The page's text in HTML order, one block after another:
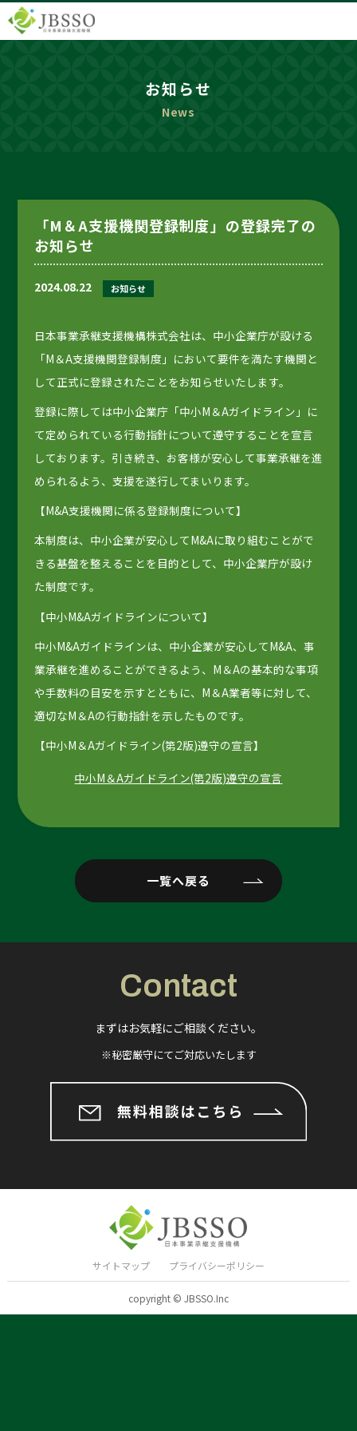
お知らせ
News
「M＆A支援機関登録制度」の登録完了の
お知らせ
2024.08.22 お知らせ
日本事業承継支援機構株式会社は、中小企業庁が設ける
「M＆A支援機関登録制度」において要件を満たす機関と
して正式に登録されたことをお知らせいたします。
登録に際しては中小企業庁「中小M＆Aガイドライン」に
て定められている行動指針について遵守することを宣言
しております。引き続き、お客様が安心して事業承継を進
められるよう、支援を遂行してまいります。
【M&A支援機関に係る登録制度について】
本制度は、中小企業が安心してM&Aに取り組むことがで
きる基盤を整えることを目的として、中小企業庁が設け
た制度です。
【中小M&Aガイドラインについて】
中小M&Aガイドラインは、中小企業が安心してM&A、事
業承継を進めることができるよう、M＆Aの基本的な事項
や手数料の目安を示すとともに、M＆A業者等に対して、
適切なM＆Aの行動指針を示したものです。
【中小M＆Aガイドライン(第2版)遵守の宣言】
中小M＆Aガイドライン(第2版)遵守の宣言
一覧へ戻る
Contact
まずはお気軽にご相談ください。
※秘密厳守にてご対応いたします
サイトマップ プライバシーポリシー
copyright © JBSSO.Inc